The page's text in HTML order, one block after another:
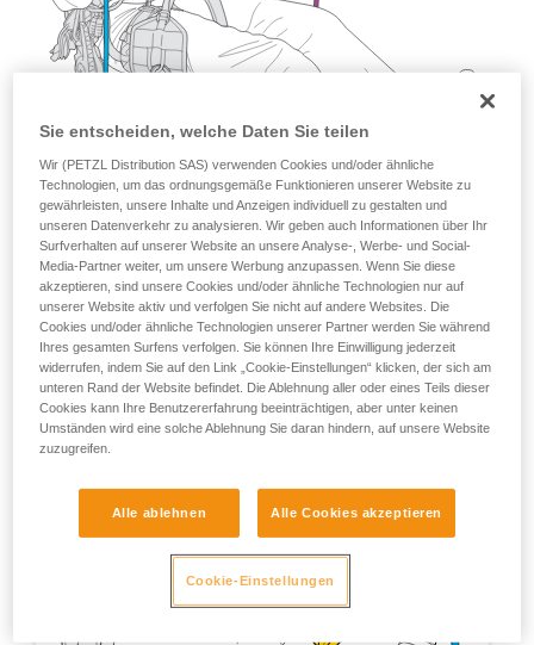
beschrieben werden.
Sie entscheiden, welche Daten Sie teilen
Wir (PETZL Distribution SAS) verwenden Cookies und/oder ähnliche
Technologien, um das ordnungsgemäße Funktionieren unserer Website zu
gewährleisten, unsere Inhalte und Anzeigen individuell zu gestalten und
unseren Datenverkehr zu analysieren. Wir geben auch Informationen über Ihr
Surfverhalten auf unserer Website an unsere Analyse-, Werbe- und Social-
Media-Partner weiter, um unsere Werbung anzupassen. Wenn Sie diese
akzeptieren, sind unsere Cookies und/oder ähnliche Technologien nur auf
unserer Website aktiv und verfolgen Sie nicht auf andere Websites. Die
Cookies und/oder ähnliche Technologien unserer Partner werden Sie während
Ihres gesamten Surfens verfolgen. Sie können Ihre Einwilligung jederzeit
widerrufen, indem Sie auf den Link „Cookie-Einstellungen“ klicken, der sich am
unteren Rand der Website befindet. Die Ablehnung aller oder eines Teils dieser
Cookies kann Ihre Benutzererfahrung beeinträchtigen, aber unter keinen
Umständen wird eine solche Ablehnung Sie daran hindern, auf unsere Website
zuzugreifen.
Alle ablehnen Alle Cookies akzeptieren
Cookie-Einstellungen